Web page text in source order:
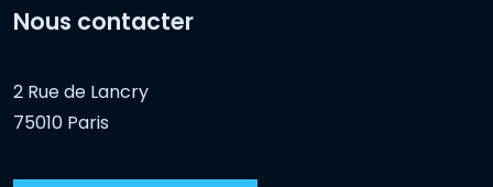
Nous contacter
2 Rue de Lancry
75010 Paris